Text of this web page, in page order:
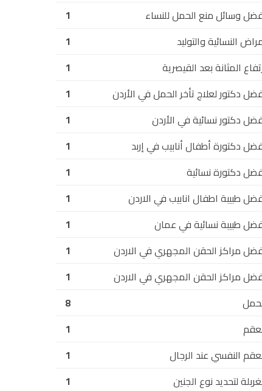
وسائل منع الحمل للنساء
1
النسائية والتوليد
1
المثانة بعد القيصرية
1
دكتور لعلاج تأخر الحمل في الأردن
1
دكتور نسائية في الأردن
1
دكتورة أطفال أنابيب في إربد
1
دكتورة نسائية
1
طبيبة اطفال انابيب في الاردن
1
طبيبة نسائية في عمان
1
مراكز الحقن المجهري في الاردن
1
مراكز الحقن المجهري في الاردن
1
8
1
النفسي عند الرجال
1
لتحديد نوع الجنين
1